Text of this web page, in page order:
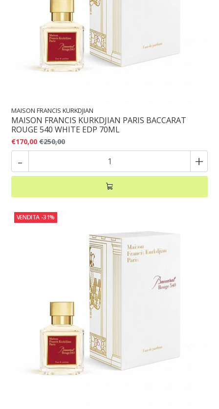
MAISON FRANCIS KURKDJIAN
MAISON FRANCIS KURKDJIAN PARIS BACCARAT
ROUGE 540 WHITE EDP 70ML
€170,00 €250,00
- +
VENDITA -31%